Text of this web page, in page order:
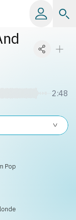
2:48
Pop